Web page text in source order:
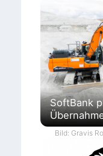
SoftBank
Bild: Gravis